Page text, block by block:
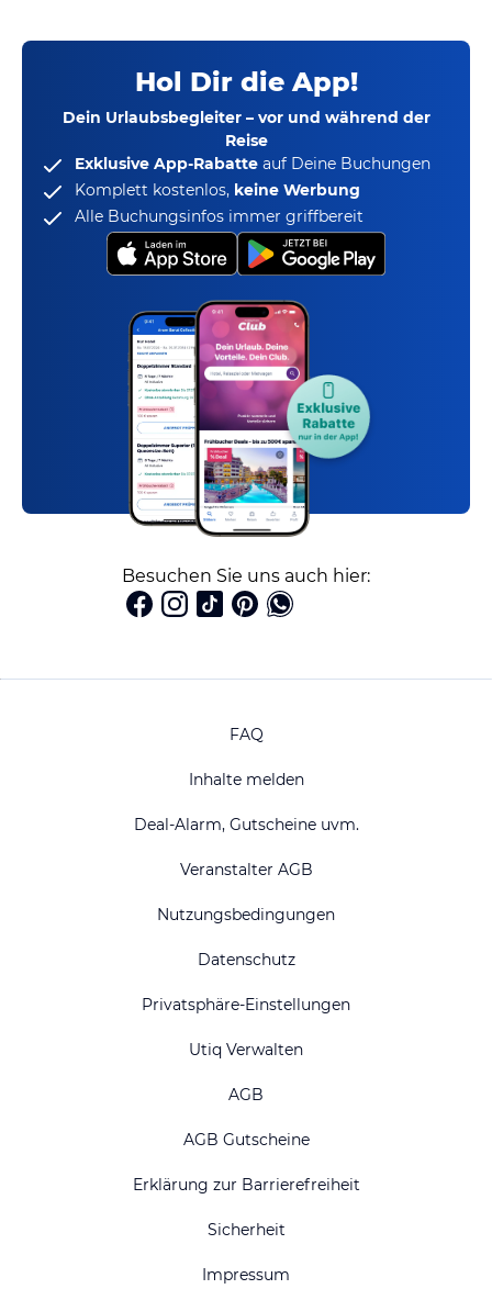
Hol Dir die App!
Dein Urlaubsbegleiter – vor und während der
Reise
Exklusive App-Rabatte auf Deine Buchungen
Komplett kostenlos, keine Werbung
Alle Buchungsinfos immer griffbereit
Besuchen Sie uns auch hier:
FAQ
Inhalte melden
Deal-Alarm, Gutscheine uvm.
Veranstalter AGB
Nutzungsbedingungen
Datenschutz
Privatsphäre-Einstellungen
Utiq Verwalten
AGB
AGB Gutscheine
Erklärung zur Barrierefreiheit
Sicherheit
Impressum